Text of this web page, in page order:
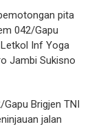
pita
042/Gapu
Inf Yoga
Jambi Sukisno
Brigjen TNI
jalan